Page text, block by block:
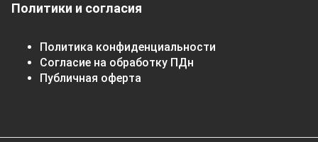
Политики и согласия
Политика конфиденциальности
Согласие на обработку ПДн
Публичная оферта